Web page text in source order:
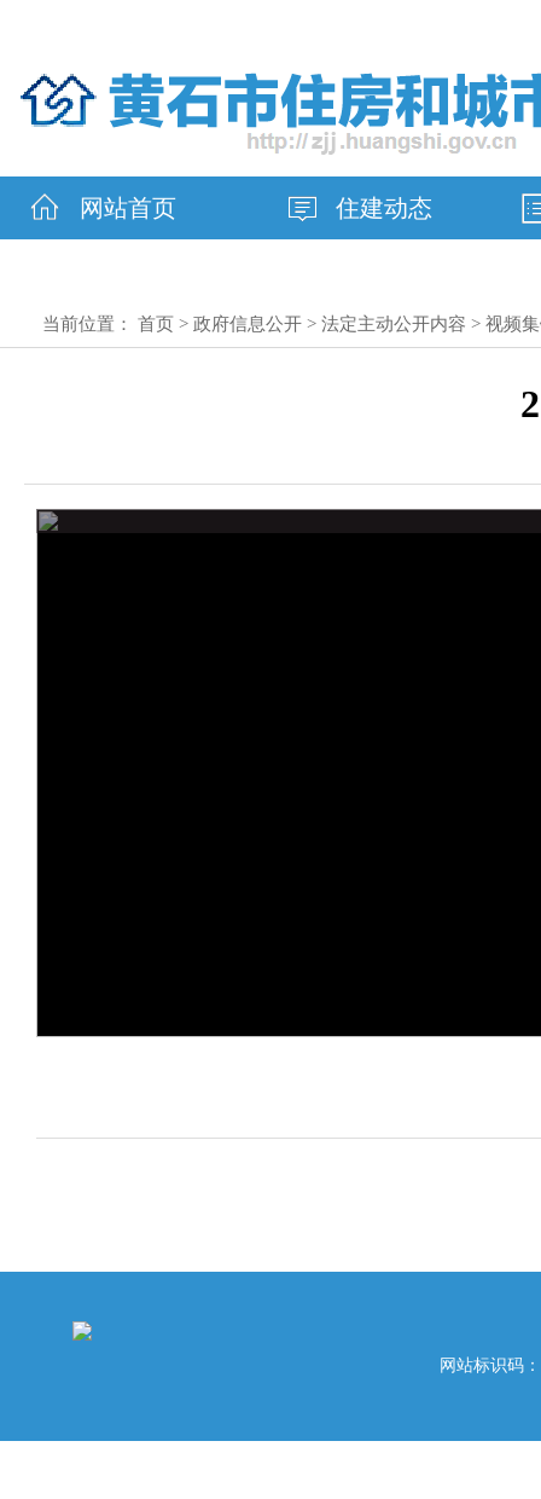
网站首页 住建动态
当前位置： 首页 > 政府信息公开 > 法定主动公开内容 > 视频
网站标识码